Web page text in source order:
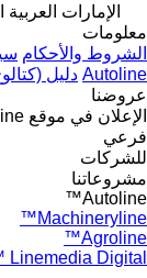
الإمارات
معلومات
الشروط والأحكام
Autoline دليل
عروضنا
الإعلان في موقع Autoline.
فرعي
للشركات
مشروعاتنا
Autoline™
Machineryline™
Agroline™
Linemedia Digital ™